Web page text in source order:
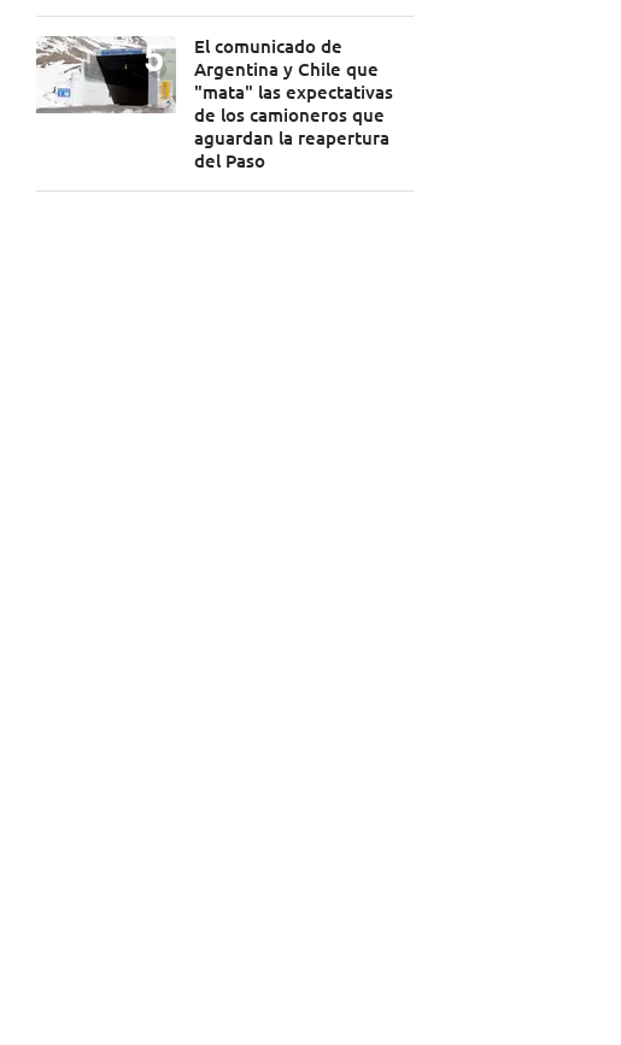
El comunicado de
Argentina y Chile que
"mata" las expectativas
de los camioneros que
aguardan la reapertura
del Paso